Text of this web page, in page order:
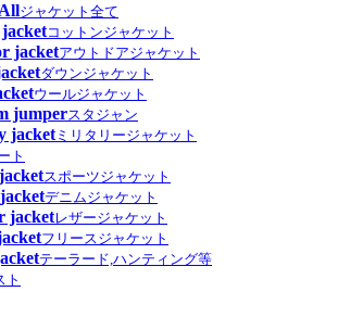
ジャケット全て
コットンジャケット
jacketアウトドアジャケット
ダウンジャケット
ウールジャケット
jumperスタジャン
jacketミリタリージャケット
ト
スポーツジャケット
デニムジャケット
jacketレザージャケット
フリースジャケット
テーラード,ハンティング等
ト